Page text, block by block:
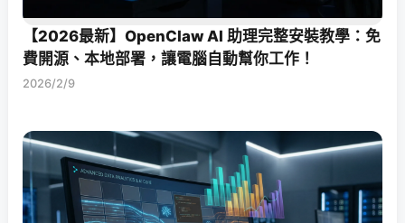
【2026最新】OpenClaw AI 助理完整安裝教學：免
費開源、本地部署，讓電腦自動幫你工作！
2026/2/9